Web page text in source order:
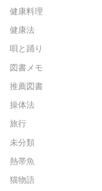
健康料理
健康法
唄と踊り
図書メモ
推薦図書
操体法
旅行
未分類
熱帯魚
猫物語